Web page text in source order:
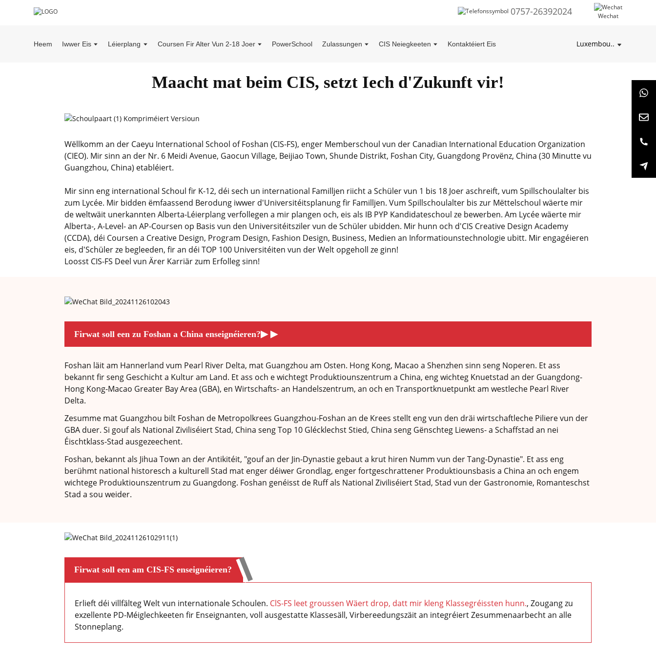
0757-26392024 Wechat
Heem Iwwer Eis Léierplang Coursen Fir Alter Vun 2-18 Joer PowerSchool Zulassungen CIS Neiegkeeten Kontaktéiert Eis Luxembou..
Maacht mat beim CIS, setzt Iech d'Zukunft vir!
Wëllkomm an der Caeyu International School of Foshan (CIS-FS), enger Memberschoul vun der Canadian International Education Organization
(CIEO). Mir sinn an der Nr. 6 Meidi Avenue, Gaocun Village, Beijiao Town, Shunde Distrikt, Foshan City, Guangdong Provënz, China (30 Minutte vu
Guangzhou, China) etabléiert.
Mir sinn eng international Schoul fir K-12, déi sech un international Familljen riicht a Schüler vun 1 bis 18 Joer aschreift, vum Spillschoulalter bis
zum Lycée. Mir bidden ëmfaassend Berodung iwwer d'Universitéitsplanung fir Familljen. Vum Spillschoulalter bis zur Mëttelschoul wäerte mir
de weltwäit unerkannten Alberta-Léierplang verfollegen a mir plangen och, eis als IB PYP Kandidateschoul ze bewerben. Am Lycée wäerte mir
Alberta-, A-Level- an AP-Coursen op Basis vun den Universitéitsziler vun de Schüler ubidden. Mir hunn och d'CIS Creative Design Academy
(CCDA), déi Coursen a Creative Design, Program Design, Fashion Design, Business, Medien an Informatiounstechnologie ubitt. Mir engagéieren
eis, d'Schüler ze begleeden, fir an déi TOP 100 Universitéiten vun der Welt opgeholl ze ginn!
Loosst CIS-FS Deel vun Ärer Karriär zum Erfolleg sinn!
Firwat soll een zu Foshan a China enseignéieren?▶ ▶
Foshan läit am Hannerland vum Pearl River Delta, mat Guangzhou am Osten. Hong Kong, Macao a Shenzhen sinn seng Noperen. Et ass
bekannt fir seng Geschicht a Kultur am Land. Et ass och e wichtegt Produktiounszentrum a China, eng wichteg Knuetstad an der Guangdong-
Hong Kong-Macao Greater Bay Area (GBA), en Wirtschafts- an Handelszentrum, an och en Transportknuetpunkt am westleche Pearl River
Delta.
Zesumme mat Guangzhou bilt Foshan de Metropolkrees Guangzhou-Foshan an de Krees stellt eng vun den dräi wirtschaftleche Piliere vun der
GBA duer. Si gouf als National Ziviliséiert Stad, China seng Top 10 Glécklechst Stied, China seng Gënschteg Liewens- a Schaffstad an nei
Éischtklass-Stad ausgezeechent.
Foshan, bekannt als Jihua Town an der Antikitéit, "gouf an der Jin-Dynastie gebaut a krut hiren Numm vun der Tang-Dynastie". Et ass eng
berühmt national historesch a kulturell Stad mat enger déiwer Grondlag, enger fortgeschrattener Produktiounsbasis a China an och engem
wichtege Produktiounszentrum zu Guangdong. Foshan genéisst de Ruff als National Ziviliséiert Stad, Stad vun der Gastronomie, Romanteschst
Stad a sou weider.
Firwat soll een am CIS-FS enseignéieren?
Erlieft déi villfälteg Welt vun internationale Schoulen. ClS-FS leet groussen Wäert drop, datt mir kleng Klassegréissten hunn., Zougang zu
exzellente PD-Méiglechkeeten fir Enseignanten, voll ausgestatte Klassesäll, Virbereedungszäit an integréiert Zesummenaarbecht an alle
Stonneplang.